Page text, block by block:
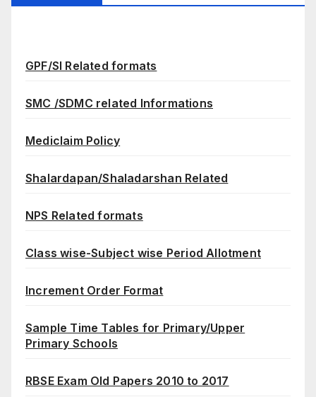
GPF/SI Related formats
SMC /SDMC related Informations
Mediclaim Policy
Shalardapan/Shaladarshan Related
NPS Related formats
Class wise-Subject wise Period Allotment
Increment Order Format
Sample Time Tables for Primary/Upper
Primary Schools
RBSE Exam Old Papers 2010 to 2017